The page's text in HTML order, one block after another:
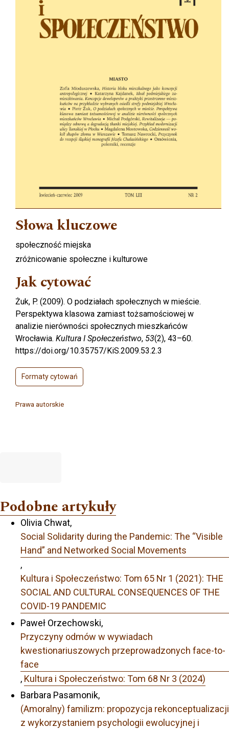
Słowa kluczowe
społeczność miejska
zróżnicowanie społeczne i kulturowe
Jak cytować
Żuk, P. (2009). O podziałach społecznych w mieście.
Perspektywa klasowa zamiast tożsamościowej w
analizie nierówności społecznych mieszkańców
Wrocławia. Kultura I Społeczeństwo, 53(2), 43–60.
https://doi.org/10.35757/KiS.2009.53.2.3
Formaty cytowań
Prawa autorskie
Podobne artykuły
Olivia Chwat,
Social Solidarity during the Pandemic: The “Visible
Hand” and Networked Social Movements
,
Kultura i Społeczeństwo: Tom 65 Nr 1 (2021): THE
SOCIAL AND CULTURAL CONSEQUENCES OF THE
COVID-19 PANDEMIC
Paweł Orzechowski,
Przyczyny odmów w wywiadach
kwestionariuszowych przeprowadzonych face-to-
face
, Kultura i Społeczeństwo: Tom 68 Nr 3 (2024)
Barbara Pasamonik,
(Amoralny) familizm: propozycja rekonceptualizacji
z wykorzystaniem psychologii ewolucyjnej i